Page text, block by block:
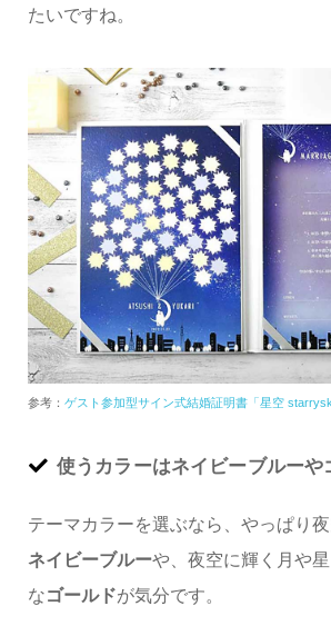
たいですね。
参考： ゲスト参加型サイン式結婚証明書「星空
使うカラーはネイビーブルーや
テーマカラーを選ぶなら、やっぱり
ネイビーブルーや、夜空に輝く月や
なゴールドが気分です。